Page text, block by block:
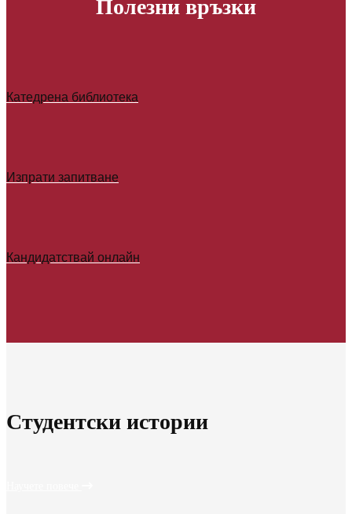
Полезни връзки
Катедрена библиотека
Изпрати запитване
Кандидатствай онлайн
Студентски истории